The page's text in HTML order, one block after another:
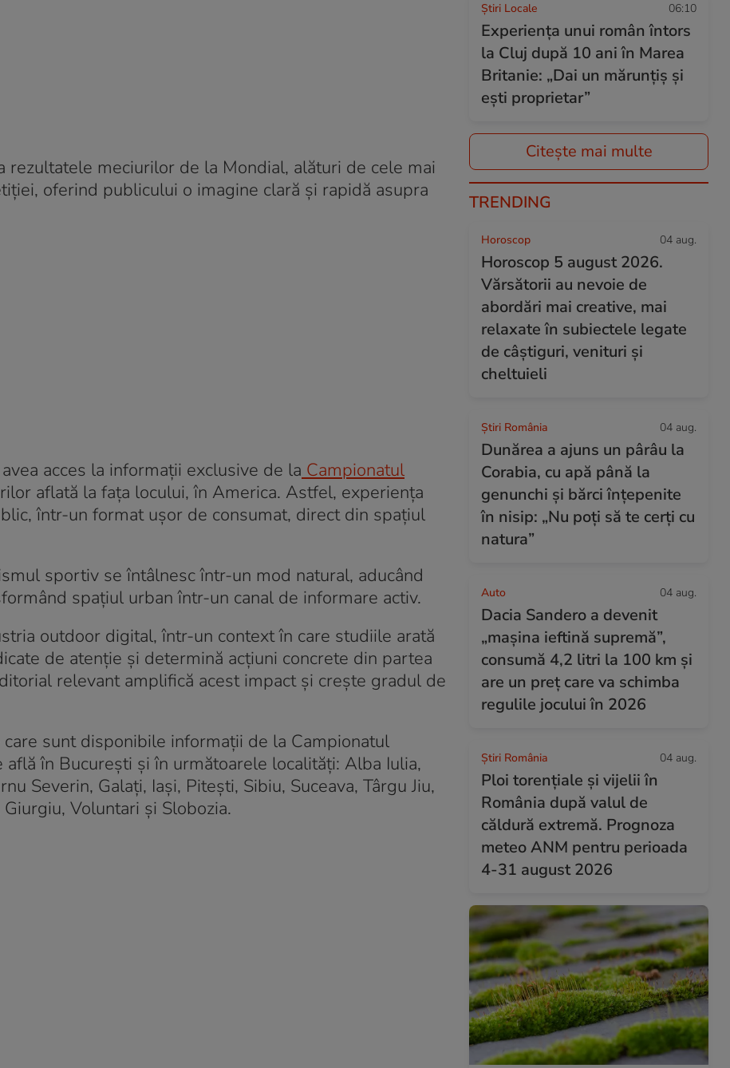
rezultatele meciurilor de la Mondial, alături de cele mai
oferind publicului o imagine clară și rapidă asupra
acces la informații exclusive de la Campionatul
aflată la fața locului, în America. Astfel, experiența
într-un format ușor de consumat, direct din spațiul
sportiv se întâlnesc într-un mod natural, aducând
spațiul urban într-un canal de informare activ.
outdoor digital, într-un context în care studiile arată
de atenție și determină acțiuni concrete din partea
relevant amplifică acest impact și crește gradul de
sunt disponibile informații de la Campionatul
în București și în următoarele localități: Alba Iulia,
Severin, Galați, Iași, Pitești, Sibiu, Suceava, Târgu Jiu,
Voluntari și Slobozia.
Știri Locale 06:10
Experiența unui român întors
la Cluj după 10 ani în Marea
Britanie: „Dai un mărunțiș și
ești proprietar”
Citește mai multe
TRENDING
Horoscop 04 aug.
Horoscop 5 august 2026.
Vărsătorii au nevoie de
abordări mai creative, mai
relaxate în subiectele legate
de câștiguri, venituri și
cheltuieli
Știri România 04 aug.
Dunărea a ajuns un pârâu la
Corabia, cu apă până la
genunchi și bărci înțepenite
în nisip: „Nu poți să te cerți cu
natura”
Auto 04 aug.
Dacia Sandero a devenit
„mașina ieftină supremă”,
consumă 4,2 litri la 100 km și
are un preț care va schimba
regulile jocului în 2026
Știri România 04 aug.
Ploi torențiale și vijelii în
România după valul de
căldură extremă. Prognoza
meteo ANM pentru perioada
4-31 august 2026